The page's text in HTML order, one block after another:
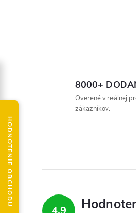
8000+
Overené v reálnej
zákazníkov.
HODNOTENIE OBCHODU